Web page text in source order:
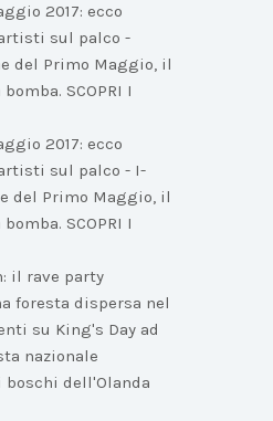
2017: ecco
sul palco -
del Primo Maggio, il
SCOPRI I
2017: ecco
sul palco - I-
del Primo Maggio, il
SCOPRI I
il rave party
foresta dispersa nel
su King's Day ad
nazionale
dell'Olanda